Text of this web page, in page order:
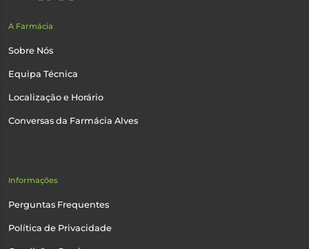
A Farmácia
Sobre Nós
Equipa Técnica
Localização e Horário
Conversas da Farmácia Alves
Informações
Perguntas Frequentes
Política de Privacidade